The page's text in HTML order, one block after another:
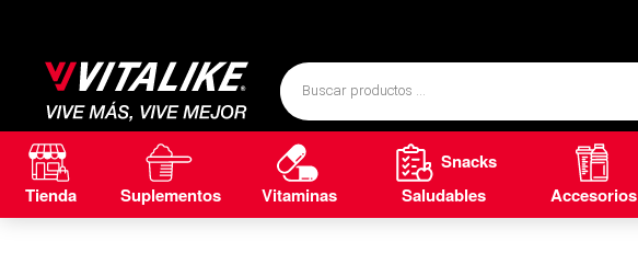
Tienda Suplementos Vitaminas
Snacks
Saludables
Accesorios